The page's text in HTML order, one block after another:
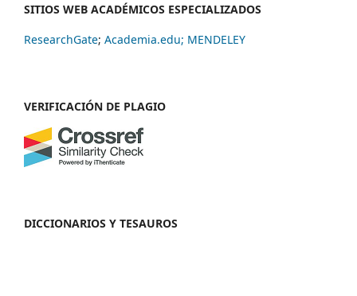
SITIOS WEB ACADÉMICOS ESPECIALIZADOS
ResearchGate; Academia.edu; MENDELEY
VERIFICACIÓN DE PLAGIO
DICCIONARIOS Y TESAUROS